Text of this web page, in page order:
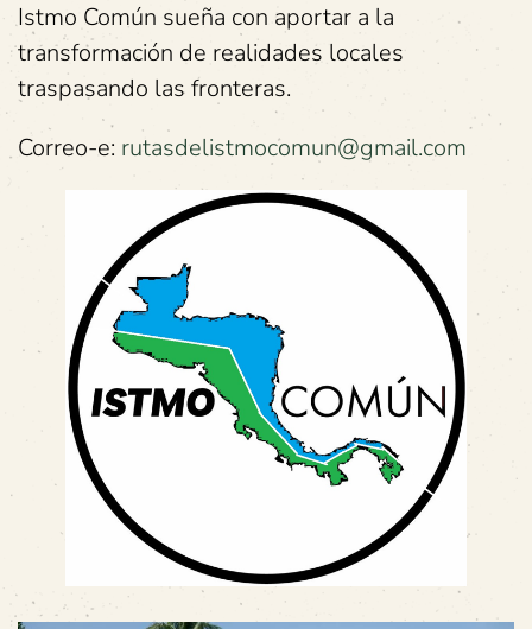
Istmo Común sueña con aportar a la
transformación de realidades locales
traspasando las fronteras.
Correo-e: rutasdelistmocomun@gmail.com